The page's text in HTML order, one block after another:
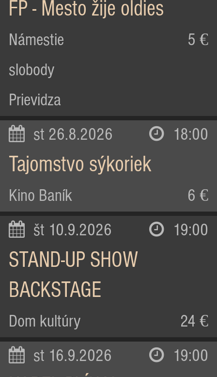
FP - Mesto žije oldies
Námestie
slobody
Prievidza
5 €
st 26.8.2026 18:00
Tajomstvo sýkoriek
Kino Baník 6 €
št 10.9.2026 19:00
STAND-UP SHOW
BACKSTAGE
Dom kultúry 24 €
st 16.9.2026 19:00